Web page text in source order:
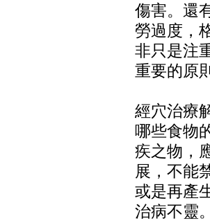
傷害。還
勞過度，
非只是注
重要的原
經穴治療
哪些食物
疾之物，
展，不能
或是再產
治病不靈。